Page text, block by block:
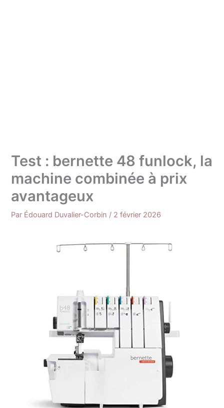
Test : bernette 48 funlock, la
machine combinée à prix
avantageux
Par Édouard Duvalier-Corbin / 2 février 2026